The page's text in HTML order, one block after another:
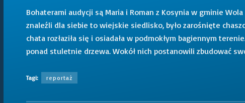
Bohaterami audycji są Maria i Roman z Kosynia w gminie
znaleźli dla siebie to wiejskie siedlisko, było zarośnięte
chata rozłaziła się i osiadała w podmokłym bagiennym
ponad stuletnie drzewa. Wokół nich postanowili zbudować
Tagi: reportaż